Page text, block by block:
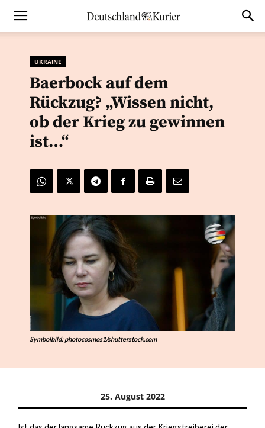
UKRAINE
Baerbock auf dem
Rückzug? „Wissen nicht,
ob der Krieg zu gewinnen
ist…“
Symbolbild: photocosmos1/shutterstock.com
25. August 2022